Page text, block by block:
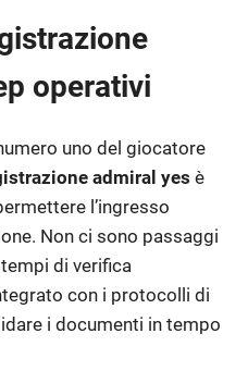
operativi
uno del giocatore
admiral yes è
l’ingresso
Non ci sono passaggi
di verifica
con i protocolli di
i documenti in tempo